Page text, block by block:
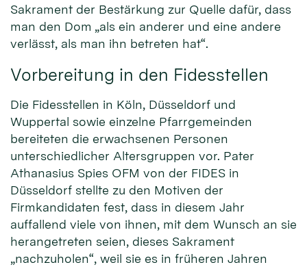
Sakrament der Bestärkung zur Quelle dafür, dass
man den Dom „als ein anderer und eine andere
verlässt, als man ihn betreten hat“.
Vorbereitung in den Fidesstellen
Die Fidesstellen in Köln, Düsseldorf und
Wuppertal sowie einzelne Pfarrgemeinden
bereiteten die erwachsenen Personen
unterschiedlicher Altersgruppen vor. Pater
Athanasius Spies OFM von der FIDES in
Düsseldorf stellte zu den Motiven der
Firmkandidaten fest, dass in diesem Jahr
auffallend viele von ihnen, mit dem Wunsch an sie
herangetreten seien, dieses Sakrament
„nachzuholen“, weil sie es in früheren Jahren